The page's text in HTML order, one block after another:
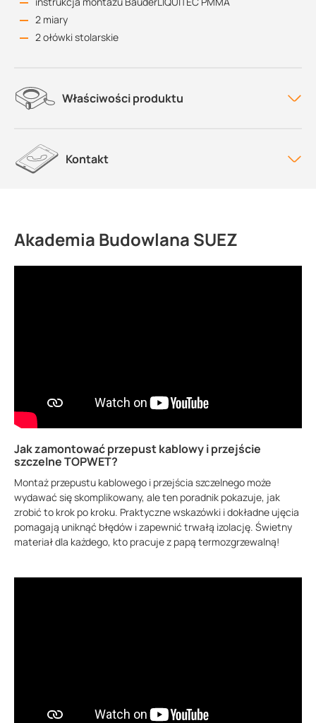
2 miary
2 ołówki stolarskie
Właściwości produktu
Kontakt
Akademia Budowlana SUEZ
Jak zamontować przepust kablowy i przejście
szczelne TOPWET?
Montaż przepustu kablowego i przejścia szczelnego może
wydawać się skomplikowany, ale ten poradnik pokazuje, jak
zrobić to krok po kroku. Praktyczne wskazówki i dokładne ujęcia
pomagają uniknąć błędów i zapewnić trwałą izolację. Świetny
materiał dla każdego, kto pracuje z papą termozgrzewalną!